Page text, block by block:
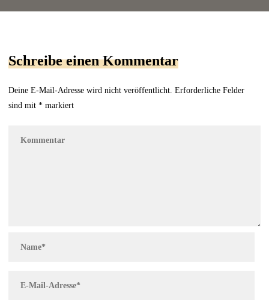
Schreibe einen Kommentar
Deine E-Mail-Adresse wird nicht veröffentlicht. Erforderliche Felder
sind mit* markiert